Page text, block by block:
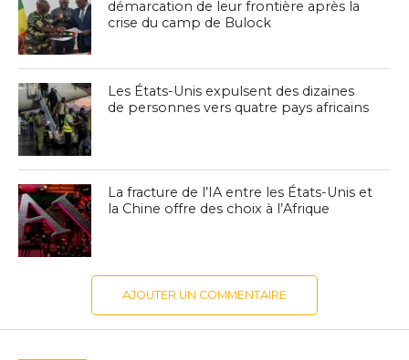
démarcation de leur frontière après la
crise du camp de Bulock
Les États-Unis expulsent des dizaines
de personnes vers quatre pays africains
La fracture de l’IA entre les États-Unis et
la Chine offre des choix à l’Afrique
AJOUTER UN COMMENTAIRE